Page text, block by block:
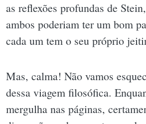
as reflexões profundas de
ambos poderiam ter um bom
cada um tem o seu próprio
Mas, calma! Não vamos
dessa viagem filosófica.
mergulha nas páginas,